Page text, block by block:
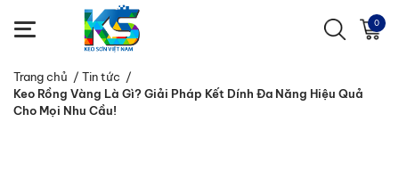
0
Trang chủ / Tin tức /
Keo Rồng Vàng Là Gì? Giải Pháp Kết Dính Đa Năng Hiệu Quả
Cho Mọi Nhu Cầu!